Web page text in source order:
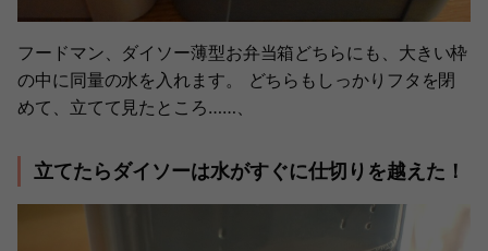
フードマン、ダイソー薄型お弁当箱どちらにも、大きい枠
の中に同量の水を入れます。 どちらもしっかりフタを閉
めて、立てて見たところ……、
立てたらダイソーは水がすぐに仕切りを越えた！